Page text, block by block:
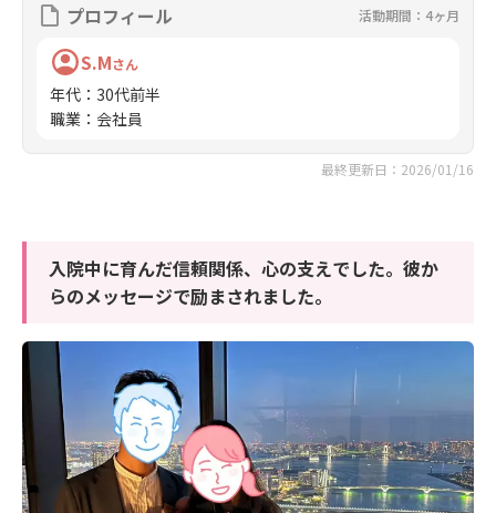
プロフィール 活動期間：4ヶ月
S.Mさん
年代 ： 30代前半
職業 ： 会社員
最終更新日：2026/01/16
入院中に育んだ信頼関係、心の支えでした。彼か
らのメッセージで励まされました。